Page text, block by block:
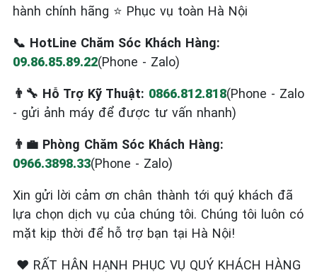
hành chính hãng ⭐ Phục vụ toàn Hà Nội
📞 HotLine Chăm Sóc Khách Hàng:
09.86.85.89.22(Phone - Zalo)
👨‍🔧 Hỗ Trợ Kỹ Thuật: 0866.812.818(Phone - Zalo
- gửi ảnh máy để được tư vấn nhanh)
👨‍💼 Phòng Chăm Sóc Khách Hàng:
0966.3898.33(Phone - Zalo)
Xin gửi lời cảm ơn chân thành tới quý khách đã
lựa chọn dịch vụ của chúng tôi. Chúng tôi luôn có
mặt kịp thời để hỗ trợ bạn tại Hà Nội!
❤️ RẤT HÂN HẠNH PHỤC VỤ QUÝ KHÁCH HÀNG